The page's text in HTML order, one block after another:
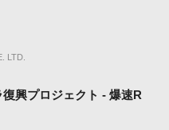
LTD.
興プロジェクト - 爆速R